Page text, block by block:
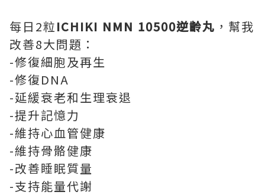
每日2粒ICHIKI NMN 10500逆齡丸 ，幫我
改善8大問題：
-修復細胞及再生
-修復DNA
-延緩衰老和生理衰退
-提升記憶力
-維持心血管健康
-維持骨骼健康
-改善睡眠質量
-支持能量代謝